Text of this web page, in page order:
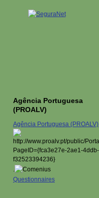
Agência Portuguesa
(PROALV)
Agência Portuguesa (PROALV)
.
Questionnaires